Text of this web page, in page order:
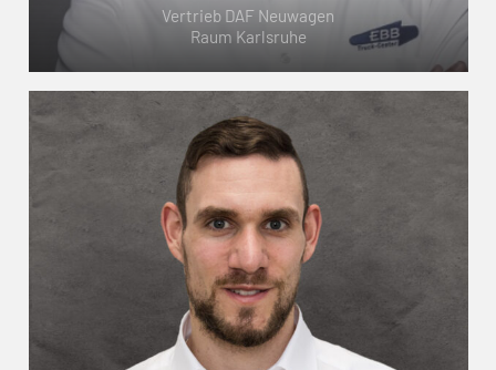
Vertrieb DAF Neuwagen
Raum Karlsruhe